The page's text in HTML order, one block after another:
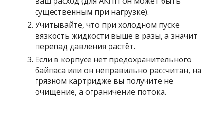
существенным при нагрузке).
Учитывайте, что при холодном пуске
вязкость жидкости выше в разы, а значит
перепад давления растёт.
Если в корпусе нет предохранительного
байпаса или он неправильно рассчитан, на
грязном картридже вы получите не
очищение, а ограничение потока.